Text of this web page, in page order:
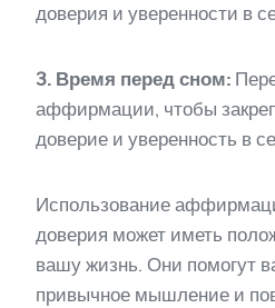
доверия и уверенности в
3. Время перед сном:
аффирмации, чтобы
доверие и уверенность в
Использование
доверия может иметь
вашу жизнь. Они помогут
привычное мышление и